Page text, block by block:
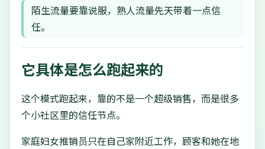
陌生流量要靠说服，熟人流量先天带着一点信
任。
它具体是怎么跑起来的
这个模式跑起来，靠的不是一个超级销售，而是很多
个小社区里的信任节点。
家庭妇女推销员只在自己家附近工作，顾客和她在地